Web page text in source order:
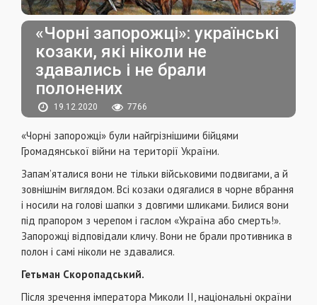
«Чорні запорожці»: українські
козаки, які ніколи не
здавались і не брали
полонених
19.12.2020 7766
«Чорні запорожці» були найгрізнішими бійцями
Громадянської війни на території України.
Запам’яталися вони не тільки військовими подвигами, а й
зовнішнім виглядом. Всі козаки одягалися в чорне вбрання
і носили на голові шапки з довгими шликами. Билися вони
під прапором з черепом і гаслом «Україна або смерть!».
Запорожці відповідали кличу. Вони не брали противника в
полон і самі ніколи не здавалися.
Гетьман Скоропадський.
Після зречення імператора Миколи II, національні окраїни